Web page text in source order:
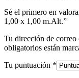
Sé el primero en
1,00 x 1,00 m.Alt.”
Tu dirección de correo
obligatorios están
Tu puntuación *